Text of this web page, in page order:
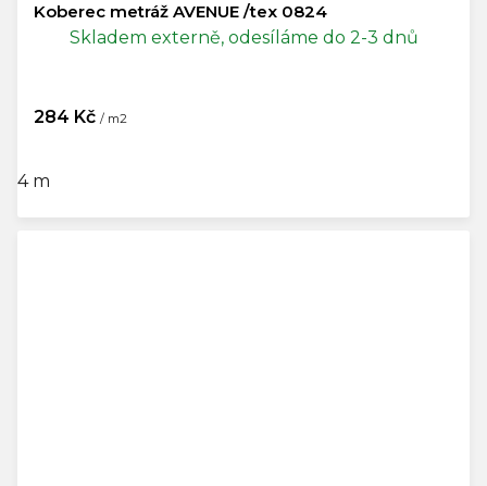
Koberec metráž AVENUE /tex 0824
Skladem externě, odesíláme do 2-3 dnů
284 Kč / m2
4 m